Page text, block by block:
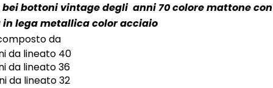
bei bottoni vintage degli anni 70 colore mattone
lega metallica color acciaio
da
da lineato 40
da lineato 36
da lineato 32